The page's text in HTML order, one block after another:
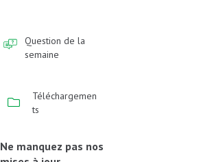
Question de la
semaine
Téléchargemen
ts
Ne manquez pas nos